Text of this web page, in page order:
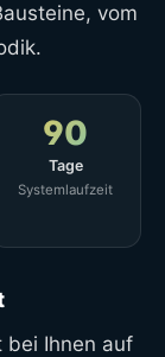
vom
90
Tage
Systemlaufzeit
bei Ihnen auf